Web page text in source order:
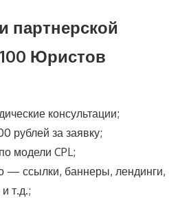
партнерской
Юристов
консультации;
рублей за заявку;
модели CPL;
— ссылки, баннеры, лендинги,
т.д.;